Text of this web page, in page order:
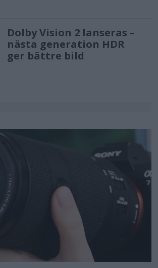
Dolby Vision 2 lanseras –
nästa generation HDR
ger bättre bild